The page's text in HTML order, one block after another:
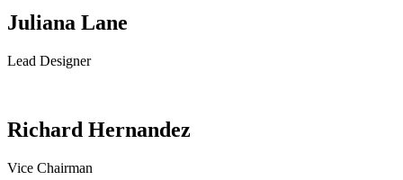
Juliana Lane
Lead Designer
Richard Hernandez
Vice Chairman